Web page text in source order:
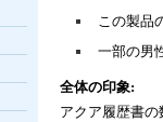
この製品
一部の男
全体の印象:
アクア履歴書